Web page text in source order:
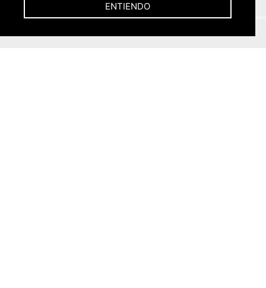
ENTIENDO
Agregar comentario